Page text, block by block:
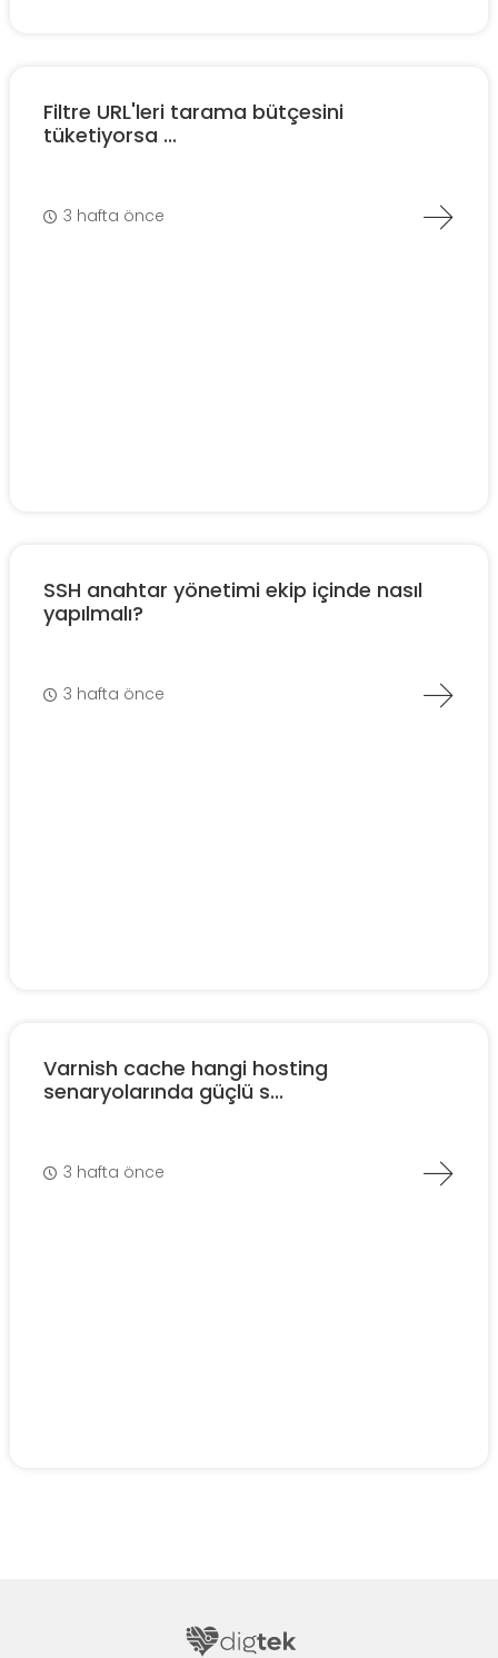
Filtre URL'leri tarama bütçesini
tüketiyorsa ...
3 hafta önce
SSH anahtar yönetimi ekip içinde nasıl
yapılmalı?
3 hafta önce
Varnish cache hangi hosting
senaryolarında güçlü s...
3 hafta önce